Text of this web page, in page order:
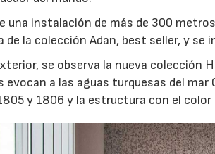
una instalación de más de 300
de la colección Adan, best seller, y se
se observa la nueva colección
evocan a las aguas turquesas del
y 1806 y la estructura con el color